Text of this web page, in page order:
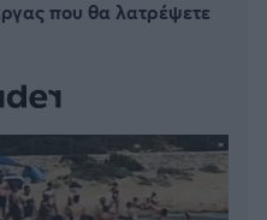
που θα λατρέψετε